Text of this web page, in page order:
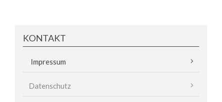
KONTAKT
Navigation
Impressum
Datenschutz